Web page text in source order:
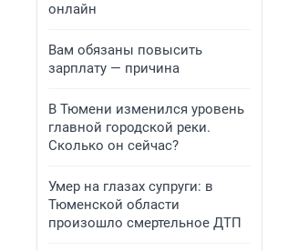
онлайн
Вам обязаны повысить
зарплату — причина
В Тюмени изменился уровень
главной городской реки.
Сколько он сейчас?
Умер на глазах супруги: в
Тюменской области
произошло смертельное ДТП